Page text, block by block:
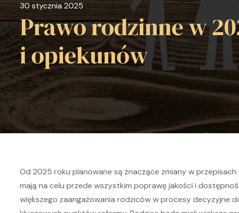
30 stycznia 2025
Prawo rodzinne w
i opiekunów
Od 2025 roku planowane są znaczące zmiany w
mają na celu przede wszystkim poprawę jakości i
większego zaangażowania rodziców w procesy decyzyjne